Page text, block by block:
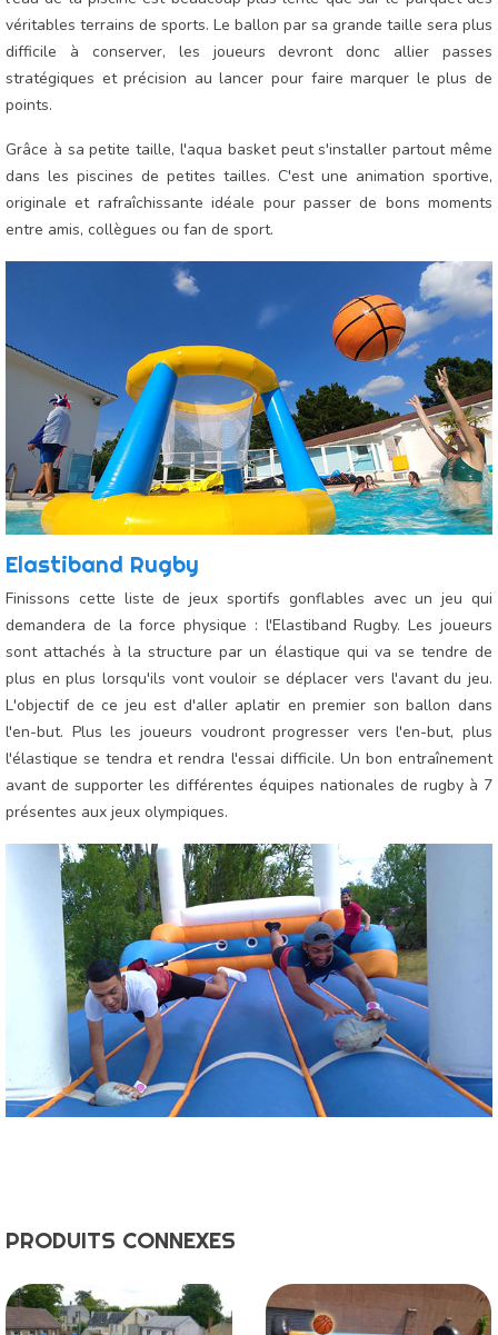
véritables terrains de sports. Le ballon par sa grande taille sera plus
difficile à conserver, les joueurs devront donc allier passes
stratégiques et précision au lancer pour faire marquer le plus de
points.
Grâce à sa petite taille, l'aqua basket peut s'installer partout même
dans les piscines de petites tailles. C'est une animation sportive,
originale et rafraîchissante idéale pour passer de bons moments
entre amis, collègues ou fan de sport.
Elastiband Rugby
Finissons cette liste de jeux sportifs gonflables avec un jeu qui
demandera de la force physique : l'Elastiband Rugby. Les joueurs
sont attachés à la structure par un élastique qui va se tendre de
plus en plus lorsqu'ils vont vouloir se déplacer vers l'avant du jeu.
L'objectif de ce jeu est d'aller aplatir en premier son ballon dans
l'en-but. Plus les joueurs voudront progresser vers l'en-but, plus
l'élastique se tendra et rendra l'essai difficile. Un bon entraînement
avant de supporter les différentes équipes nationales de rugby à 7
présentes aux jeux olympiques.
PRODUITS CONNEXES